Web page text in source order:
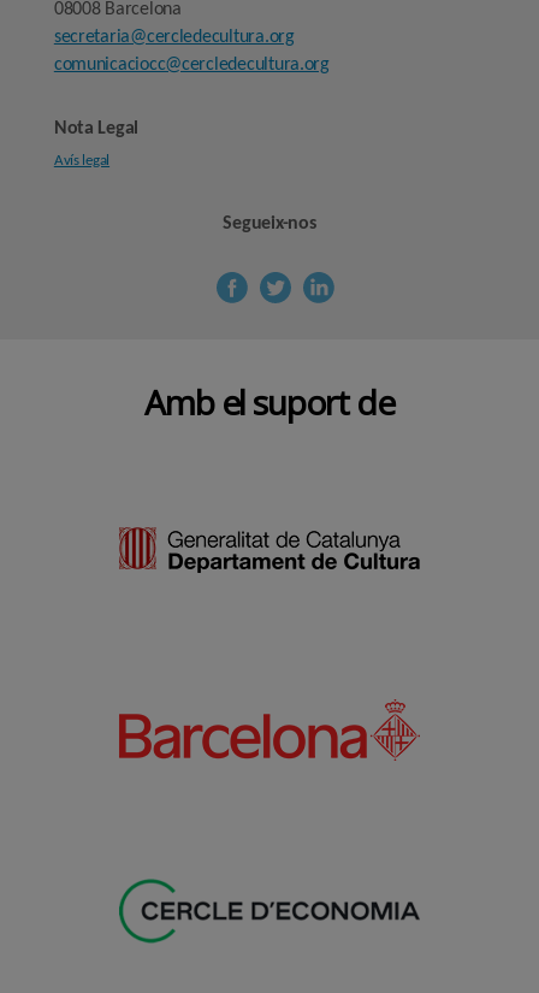
08008 Barcelona
secretaria@cercledecultura.org
comunicaciocc@cercledecultura.org
Nota Legal
Avís legal
Segueix-nos
Amb el suport de